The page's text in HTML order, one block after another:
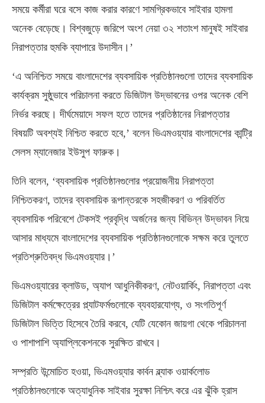
সময়ে কর্মীরা ঘরে বসে কাজ করার কারণে সামগ্রিকভাবে সাইবার হামলা
অনেক বেড়েছে। বিশ্বজুড়ে জরিপে অংশ নেয়া ৩২ শতাংশ মানুষই সাইবার
নিরাপত্তার হুমকি ব্যাপারে উদাসীন।’
‘এ অনিশ্চিত সময়ে বাংলাদেশের ব্যবসায়িক প্রতিষ্ঠানগুলো তাদের ব্যবসায়িক
কার্যক্রম সুষ্ঠুভাবে পরিচালনা করতে ডিজিটাল উদ্ভাবনের ওপর অনেক বেশি
নির্ভর করছে। দীর্ঘমেয়াদে সফল হতে তাদের প্রতিষ্ঠানের নিরাপত্তার
বিষয়টি অবশ্যই নিশ্চিত করতে হবে,’ বলেন ভিএমওয়্যার বাংলাদেশের কান্ট্রি
সেলস ম্যানেজার ইউসুপ ফারুক।
তিনি বলেন, ‘ব্যবসায়িক প্রতিষ্ঠানগুলোর প্রয়োজনীয় নিরাপত্তা
নিশ্চিতকরণ, তাদের ব্যবসায়িক রূপান্তরকে সহজীকরণ ও পরিবর্তিত
ব্যবসায়িক পরিবেশে টেকসই প্রবৃদ্ধি অর্জনের জন্য বিভিন্ন উদ্ভাবন নিয়ে
আসার মাধ্যমে বাংলাদেশের ব্যবসায়িক প্রতিষ্ঠানগুলোকে সক্ষম করে তুলতে
প্রতিশ্রুতিবদ্ধ ভিএমওয়্যার।’
ভিএমওয়্যারের ক্লাউড, অ্যাপ আধুনিকীকরণ, নেটওয়ার্কিং, নিরাপত্তা এবং
ডিজিটাল কর্মক্ষেত্রের প্ল্যাটফর্মগুলোকে ব্যবহারযোগ্য, ও সংগতিপূর্ণ
ডিজিটাল ভিত্তি হিসেবে তৈরি করবে, যেটি যেকোন জায়গা থেকে পরিচালনা
ও পাশাপাশি অ্যাপ্লিকেশনকে সুরক্ষিত রাখবে।
সম্প্রতি উন্মোচিত হওয়া, ভিএমওয়্যার কার্বন ব্ল্যাক ওয়ার্কলোড
প্রতিষ্ঠানগুলোকে অত্যাধুনিক সাইবার সুরক্ষা নিশ্চিৎ করে এর ঝুঁকি হ্রাস